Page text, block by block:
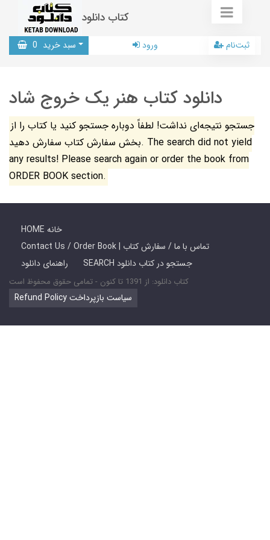
کتاب دانلود
سبد خرید 0 ورود ثبت‌نام
دانلود کتاب هنر یک خروج شاد
جستجو نتیجه‌ای نداشت! لطفاً دوباره جستجو کنید یا کتاب را از
بخش سفارش کتاب سفارش دهید. The search did not yield
any results! Please search again or order the book from
ORDER BOOK section.
HOME خانه
Contact Us / Order Book | تماس با ما / سفارش کتاب
راهنمای دانلود
SEARCH جستجو در کتاب دانلود
کتاب دانلود: از 1391 تا کنون - تمامی حقوق محفوظ است
Refund Policy سیاست بازپرداخت